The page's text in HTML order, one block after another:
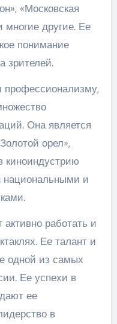
«Московская
многие другие. Ее
понимание
зрителей.
профессионализму,
Она является
орел»,
киноиндустрию
национальными и
работать и
Ее талант и
одной из самых
Ее успехи в
ее
в